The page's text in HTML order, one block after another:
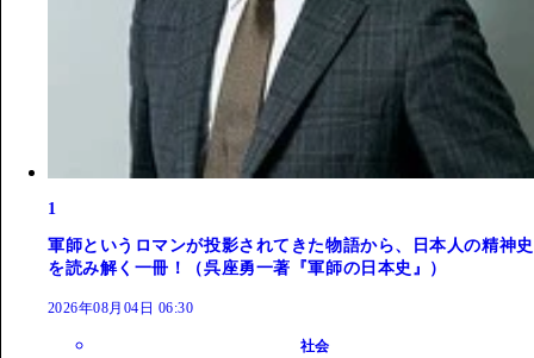
1
軍師というロマンが投影されてきた物語から、日本人の精神史
を読み解く一冊！（呉座勇一著『軍師の日本史』）
2026年08月04日 06:30
社会